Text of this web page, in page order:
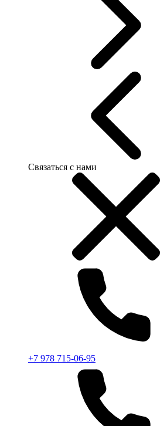
Связаться с нами
+7 978 715-06-95